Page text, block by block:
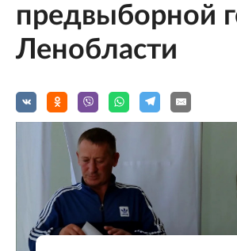
предвыборной
Ленобласти